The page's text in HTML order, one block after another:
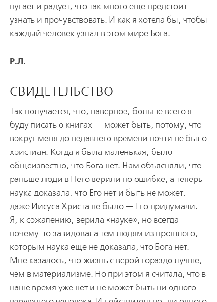
пугает и радует, что так много еще предстоит
узнать и прочувствовать. И как я хотела бы, чтобы
каждый человек узнал в этом мире Бога.
Р.Л.
СВИДЕТЕЛЬСТВО
Так получается, что, наверное, больше всего я
буду писать о книгах — может быть, потому, что
вокруг меня до недавнего времени почти не было
христиан. Когда я была маленькая, было
общеизвестно, что Бога нет. Нам объясняли, что
раньше люди в Него верили по ошибке, а теперь
наука доказала, что Его нет и быть не может,
даже Иисуса Христа не было — Его придумали.
Я, к сожалению, верила «науке», но всегда
почему-то завидовала тем людям из прошлого,
которым наука еще не доказала, что Бога нет.
Мне казалось, что жизнь с верой гораздо лучше,
чем в материализме. Но при этом я считала, что в
наше время уже нет и не может быть ни одного